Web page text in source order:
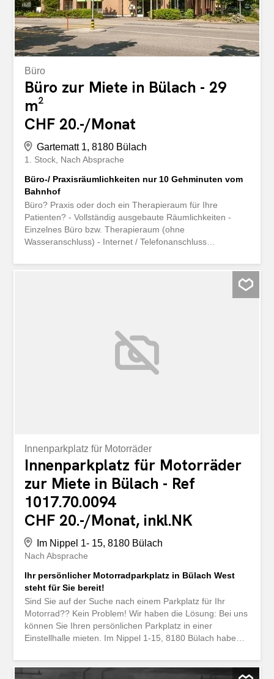
Büro
Büro zur Miete in Bülach - 29
m²
CHF 20.-/Monat
Gartematt 1, 8180 Bülach
1. Stock Nach Absprache
Büro-/ Praxisräumlichkeiten nur 10 Gehminuten vom
Bahnhof
Büro? Praxis oder doch ein Therapieraum für Ihre
Patienten? - Vollständig ausgebaute Räumlichkeiten -
Einzelnes Büro bzw. Therapieraum (ohne
Wasseranschluss) - Internet / Telefonanschluss
- Kleine Küche - Toiletten Die Liegenschaft ist mit einem
Innenparkplatz für Motorräder
Innenparkplatz für Motorräder
zur Miete in Bülach - Ref
1017.70.0094
CHF 20.-/Monat, inkl.NK
Im Nippel 1- 15, 8180 Bülach
Nach Absprache
Ihr persönlicher Motorradparkplatz in Bülach West
steht für Sie bereit!
Sind Sie auf der Suche nach einem Parkplatz für Ihr
Motorrad?? Kein Problem! Wir haben die Lösung: Bei uns
können Sie Ihren persönlichen Parkplatz in einer
Einstellhalle mieten. Im Nippel 1-15, 8180 Bülach haben
geweckt? Wir freuen uns auf Ihre Kontaktaufnahme!